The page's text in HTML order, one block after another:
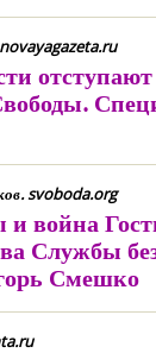
svoboda.org
война
Службы
Смешко